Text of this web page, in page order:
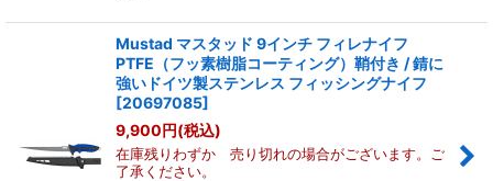
Mustad マスタッド 9インチ フィレナイフ
PTFE（フッ素樹脂コーティング）鞘付き / 錆に
強いドイツ製ステンレス フィッシングナイフ
[20697085]
9,900円(税込)
在庫残りわずか 売り切れの場合がございます。ご
了承ください。